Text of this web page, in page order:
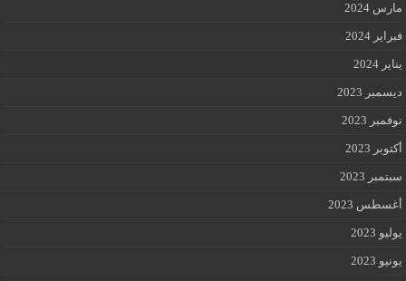
مارس 2024
فبراير 2024
يناير 2024
ديسمبر 2023
نوفمبر 2023
أكتوبر 2023
سبتمبر 2023
أغسطس 2023
يوليو 2023
يونيو 2023